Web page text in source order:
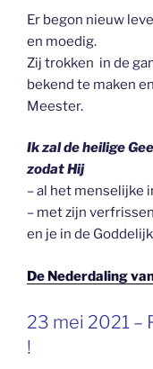
Er begon nieuw
en moedig.
Zij trokken in de
bekend te maken
Meester.
Ik zal de heilige
zodat Hij
– al het menselijke
– met zijn
en je in de
De Nederdaling
GEPLAATST
OP
23 mei 2021 –
!